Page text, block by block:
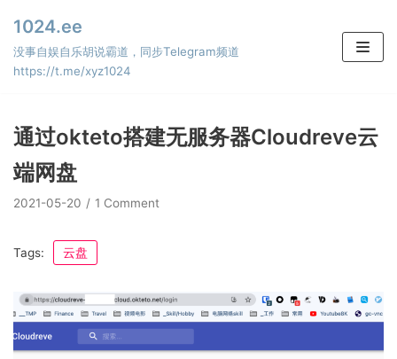
Skip
to
content
1024.ee
没事自娱自乐胡说霸道，同步Telegram频道
https://t.me/xyz1024
通过okteto搭建无服务器Cloudreve云
端网盘
2021-05-20 1 Comment
Tags: 云盘